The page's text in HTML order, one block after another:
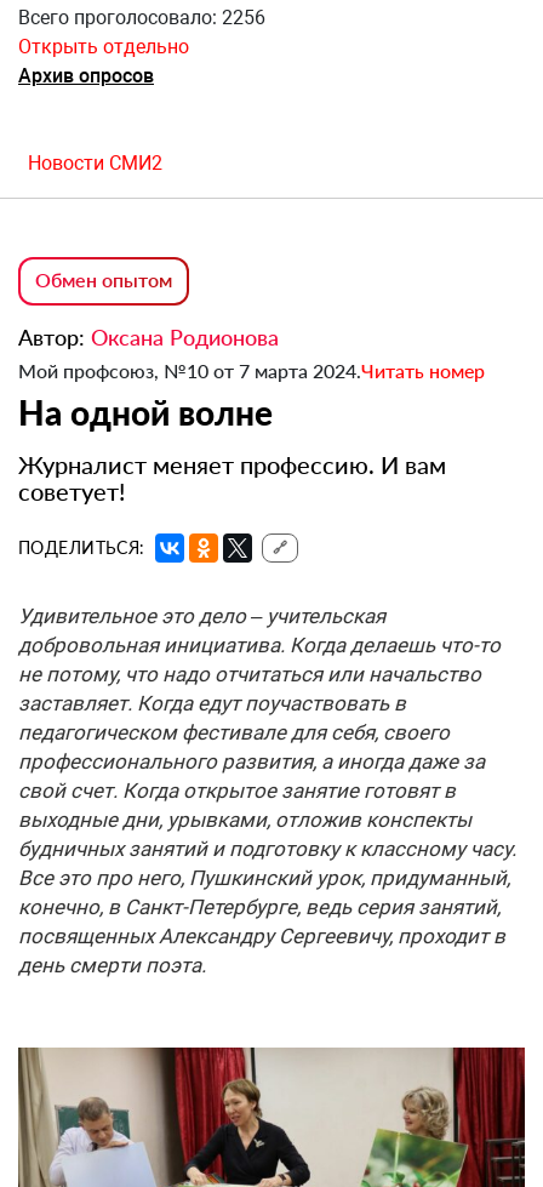
Всего проголосовало: 2256
Открыть отдельно
Архив опросов
Новости СМИ2
Обмен опытом
Автор: Оксана Родионова
Мой профсоюз, №10 от 7 марта 2024.Читать номер
На одной волне
Журналист меняет профессию. И вам
советует!
ПОДЕЛИТЬСЯ: 🔗
Удивительное это дело – учительская
добровольная инициатива. Когда делаешь что-то
не потому, что надо отчитаться или начальство
заставляет. Когда едут поучаствовать в
педагогическом фестивале для себя, своего
профессионального развития, а иногда даже за
свой счет. Когда открытое занятие готовят в
выходные дни, урывками, отложив конспекты
будничных занятий и подготовку к классному часу.
Все это про него, Пушкинский урок, придуманный,
конечно, в Санкт-Петербурге, ведь серия занятий,
посвященных Александру Сергеевичу, проходит в
день смерти поэта.